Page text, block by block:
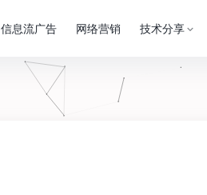
信息流广告 网络营销 技术分享